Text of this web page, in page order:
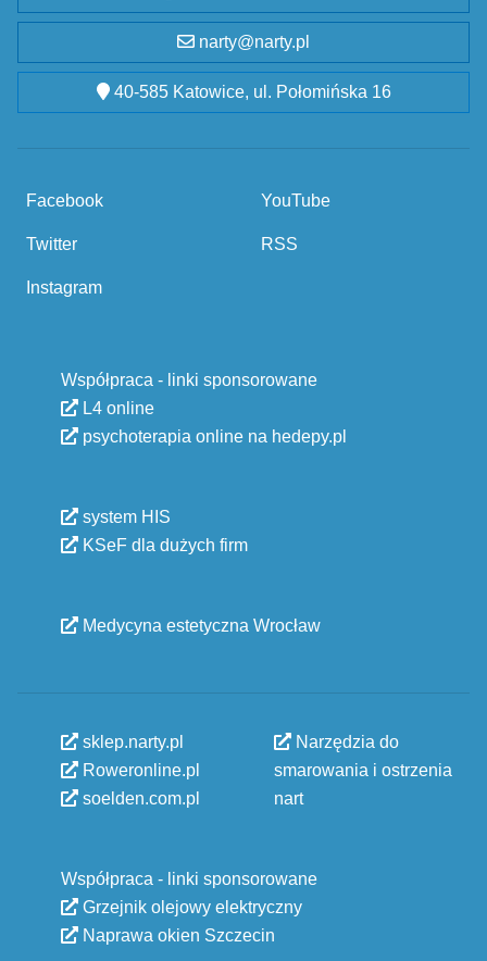
narty@narty.pl
40-585 Katowice, ul. Połomińska 16
Facebook
Twitter
Instagram
YouTube
RSS
Współpraca - linki sponsorowane
L4 online
psychoterapia online na hedepy.pl
system HIS
KSeF dla dużych firm
Medycyna estetyczna Wrocław
sklep.narty.pl
Roweronline.pl
soelden.com.pl
Narzędzia do
smarowania i ostrzenia
nart
Współpraca - linki sponsorowane
Grzejnik olejowy elektryczny
Naprawa okien Szczecin